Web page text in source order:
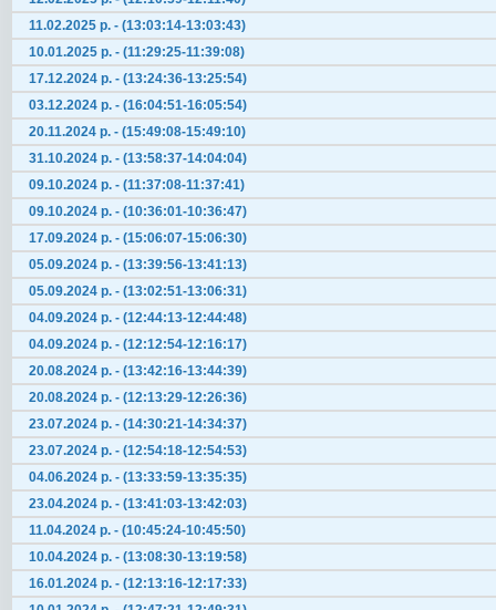
11.02.2025 р. - (13:03:14-13:03:43)
10.01.2025 р. - (11:29:25-11:39:08)
17.12.2024 р. - (13:24:36-13:25:54)
03.12.2024 р. - (16:04:51-16:05:54)
20.11.2024 р. - (15:49:08-15:49:10)
31.10.2024 р. - (13:58:37-14:04:04)
09.10.2024 р. - (11:37:08-11:37:41)
09.10.2024 р. - (10:36:01-10:36:47)
17.09.2024 р. - (15:06:07-15:06:30)
05.09.2024 р. - (13:39:56-13:41:13)
05.09.2024 р. - (13:02:51-13:06:31)
04.09.2024 р. - (12:44:13-12:44:48)
04.09.2024 р. - (12:12:54-12:16:17)
20.08.2024 р. - (13:42:16-13:44:39)
20.08.2024 р. - (12:13:29-12:26:36)
23.07.2024 р. - (14:30:21-14:34:37)
23.07.2024 р. - (12:54:18-12:54:53)
04.06.2024 р. - (13:33:59-13:35:35)
23.04.2024 р. - (13:41:03-13:42:03)
11.04.2024 р. - (10:45:24-10:45:50)
10.04.2024 р. - (13:08:30-13:19:58)
16.01.2024 р. - (12:13:16-12:17:33)